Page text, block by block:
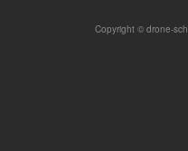
Copyright © drone-